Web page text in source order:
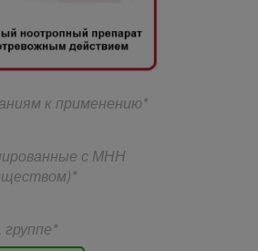
к применению*
с МНН